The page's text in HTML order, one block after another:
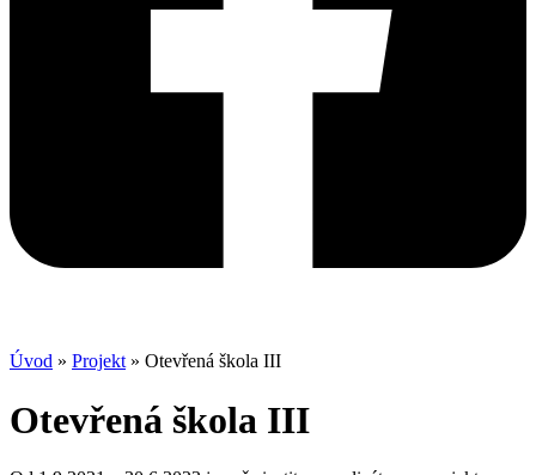
Úvod » Projekt » Otevřená škola III
Otevřená škola III